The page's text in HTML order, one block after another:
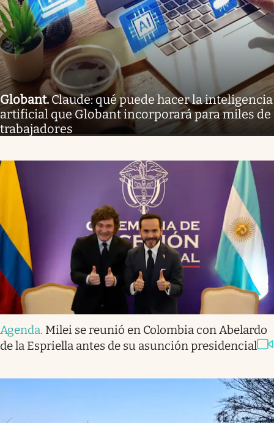
Globant.Claude: qué puede hacer la inteligencia
artificial que Globant incorporará para miles de
trabajadores
Agenda. Milei se reunió en Colombia con Abelardo
de la Espriella antes de su asunción presidencial